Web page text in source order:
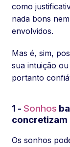
como
nada bons
envolvidos.
Mas é, sim,
sua intuição
portanto
1 - Sonhos
concretizam
Os sonhos